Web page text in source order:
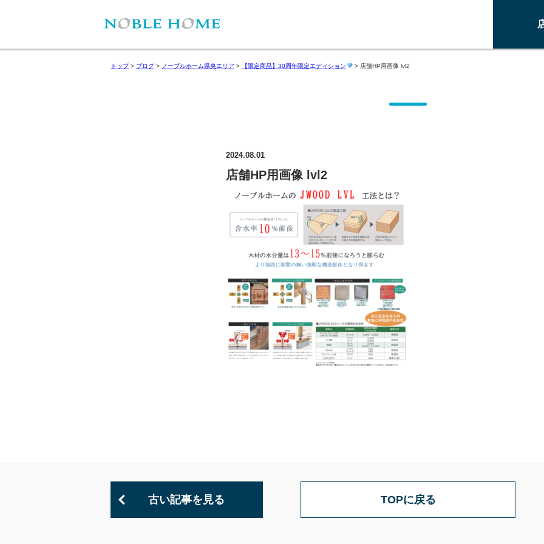
トップ> ブログ > ノーブルホーム県央エリア > 【限定商品】30周年限定エディション > 店舗HP用画像 lvl2
2024.08.01
店舗HP用画像 lvl2
古い記事を見る TOPに戻る